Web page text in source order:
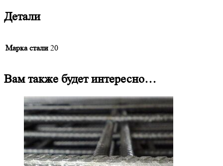
Детали
Марка стали 20
Вам также будет интересно…